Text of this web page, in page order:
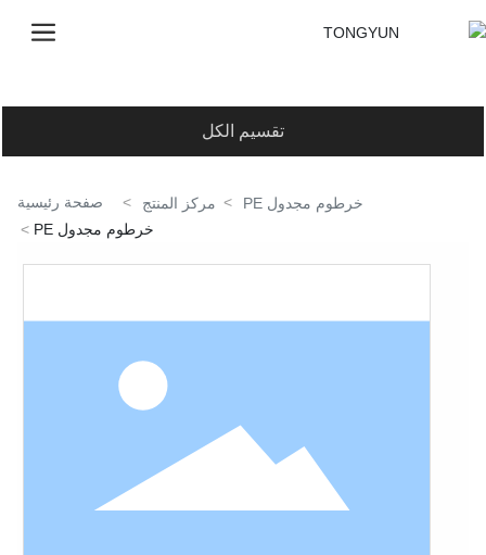
تقسيم الكل
صفحة رئيسية مركز المنتج
خرطوم مجدول PE
خرطوم مجدول PE